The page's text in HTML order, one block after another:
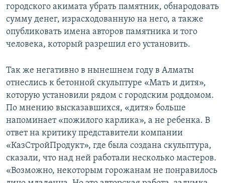
городского акимата убрать памятник, обнародовать
сумму денег, израсходованную на него, а также
опубликовать имена авторов памятника и того
человека, который разрешил его установить.
Так же негативно в нынешнем году в Алматы
отнеслись к бетонной скульптуре «Мать и дитя»,
которую установили рядом с городским роддомом.
По мнению высказавшихся, «дитя» больше
напоминает «пожилого карлика», а не ребенка. В
ответ на критику представители компании
«КазСтройПродукт», где была создана скульптура,
сказали, что над ней работали несколько мастеров.
«Возможно, некоторым горожанам не понравилось